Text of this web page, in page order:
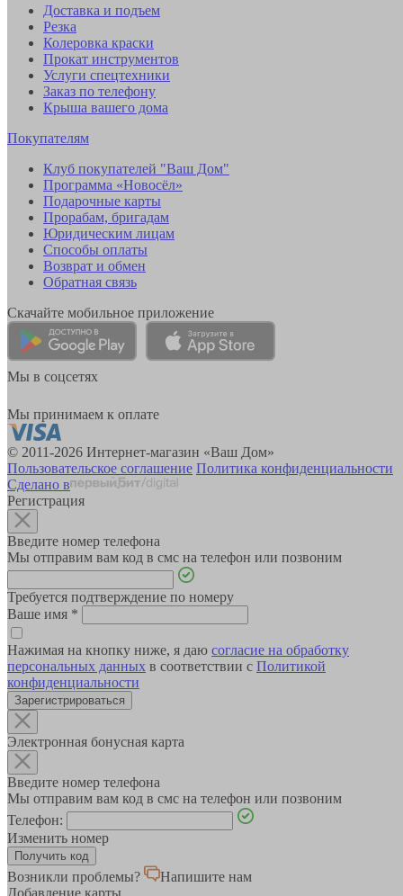
Доставка и подъем
Резка
Колеровка краски
Прокат инструментов
Услуги спецтехники
Заказ по телефону
Крыша вашего дома
Покупателям
Клуб покупателей "Ваш Дом"
Программа «Новосёл»
Подарочные карты
Прорабам, бригадам
Юридическим лицам
Способы оплаты
Возврат и обмен
Обратная связь
Скачайте мобильное приложение
Мы в соцсетях
Мы принимаем к оплате
© 2011-2026 Интернет-магазин «Ваш Дом»
Пользовательское соглашение Политика конфиденциальности
Сделано в
Регистрация
Введите номер телефона
Мы отправим вам код в смс на телефон или позвоним
Требуется подтверждение по номеру
Ваше имя *
Нажимая на кнопку ниже, я даю согласие на обработку
персональных данных в соответствии с Политикой
конфиденциальности
Зарегистрироваться
Электронная бонусная карта
Введите номер телефона
Мы отправим вам код в смс на телефон или позвоним
Телефон:
Изменить номер
Возникли проблемы?
Напишите нам